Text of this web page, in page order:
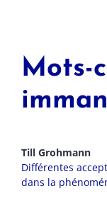
Mots-
Till Grohmann
Différentes
dans la